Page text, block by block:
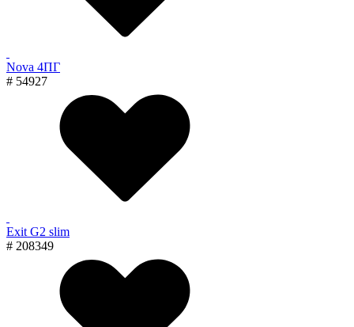
Nova 4ПГ
# 54927
Exit G2 slim
# 208349